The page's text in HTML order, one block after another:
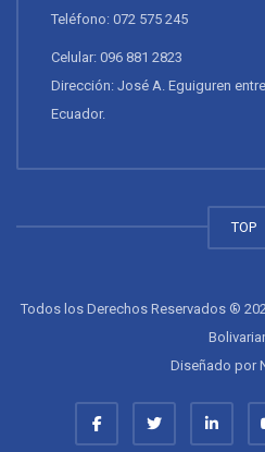
Teléfono: 072 575 245
Celular: 096 881 2823
Dirección: José A. Eguiguren
Ecuador.
TOP
Todos los Derechos Reservados ®
Diseñado por